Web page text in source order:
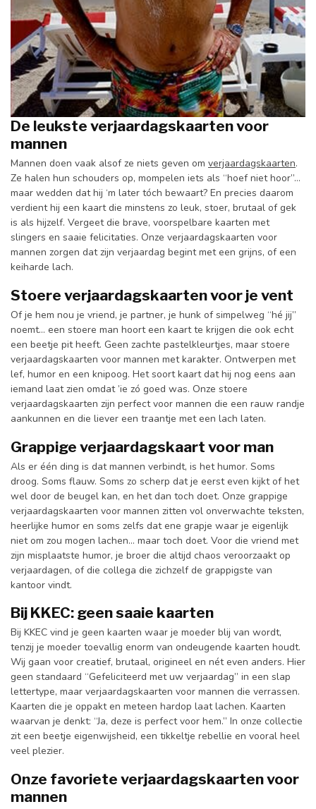
De leukste verjaardagskaarten voor
mannen
Mannen doen vaak alsof ze niets geven om verjaardagskaarten.
Ze halen hun schouders op, mompelen iets als “hoef niet hoor”…
maar wedden dat hij ‘m later tóch bewaart? En precies daarom
verdient hij een kaart die minstens zo leuk, stoer, brutaal of gek
is als hijzelf. Vergeet die brave, voorspelbare kaarten met
slingers en saaie felicitaties. Onze verjaardagskaarten voor
mannen zorgen dat zijn verjaardag begint met een grijns, of een
keiharde lach.
Stoere verjaardagskaarten voor je vent
Of je hem nou je vriend, je partner, je hunk of simpelweg “hé jij”
noemt… een stoere man hoort een kaart te krijgen die ook echt
een beetje pit heeft. Geen zachte pastelkleurtjes, maar stoere
verjaardagskaarten voor mannen met karakter. Ontwerpen met
lef, humor en een knipoog. Het soort kaart dat hij nog eens aan
iemand laat zien omdat ’ie zó goed was. Onze stoere
verjaardagskaarten zijn perfect voor mannen die een rauw randje
aankunnen en die liever een traantje met een lach laten.
Grappige verjaardagskaart voor man
Als er één ding is dat mannen verbindt, is het humor. Soms
droog. Soms flauw. Soms zo scherp dat je eerst even kijkt of het
wel door de beugel kan, en het dan toch doet. Onze grappige
verjaardagskaarten voor mannen zitten vol onverwachte teksten,
heerlijke humor en soms zelfs dat ene grapje waar je eigenlijk
niet om zou mogen lachen… maar toch doet. Voor die vriend met
zijn misplaatste humor, je broer die altijd chaos veroorzaakt op
verjaardagen, of die collega die zichzelf de grappigste van
kantoor vindt.
Bij KKEC: geen saaie kaarten
Bij KKEC vind je geen kaarten waar je moeder blij van wordt,
tenzij je moeder toevallig enorm van ondeugende kaarten houdt.
Wij gaan voor creatief, brutaal, origineel en nét even anders. Hier
geen standaard “Gefeliciteerd met uw verjaardag” in een slap
lettertype, maar verjaardagskaarten voor mannen die verrassen.
Kaarten die je oppakt en meteen hardop laat lachen. Kaarten
waarvan je denkt: “Ja, deze is perfect voor hem.” In onze collectie
zit een beetje eigenwijsheid, een tikkeltje rebellie en vooral heel
veel plezier.
Onze favoriete verjaardagskaarten voor
mannen